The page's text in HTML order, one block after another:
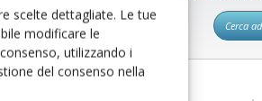
scelte dettagliate. Le tue
modificare le
utilizzando i
del consenso nella
Cerca